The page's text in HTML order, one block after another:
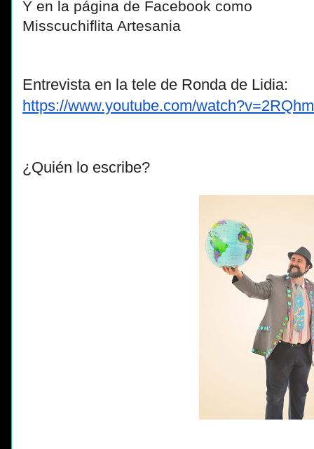
Y en la página de Facebook como
Misscuchiflita Artesania
Entrevista en la tele de Ronda de Lidia:
https://www.youtube.com/watch?
¿Quién lo escribe?